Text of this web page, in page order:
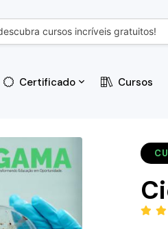
Certificado Cursos